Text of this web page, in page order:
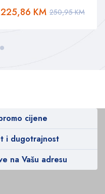
250,95KM
225,86 KM
cijene
i dugotrajnost
na Vašu adresu